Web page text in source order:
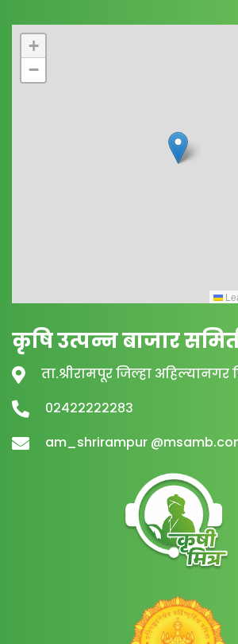
+
−
कृषि उत्पन्न बाजार
ता.श्रीरामपूर जिल्हा अहिल्यानगर
०२४२२२२२२८३
am_shrirampur